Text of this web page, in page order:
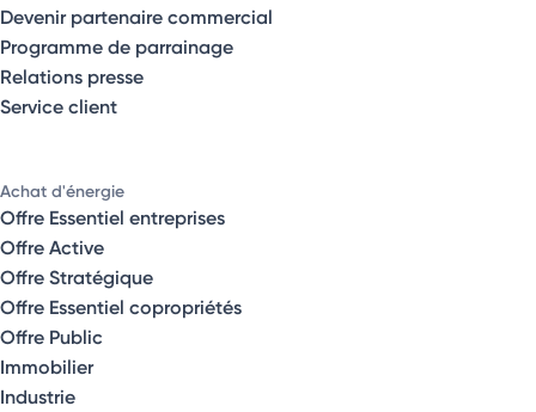
Devenir partenaire commercial
Programme de parrainage
Relations presse
Service client
Achat d'énergie
Offre Essentiel entreprises
Offre Active
Offre Stratégique
Offre Essentiel copropriétés
Offre Public
Immobilier
Industrie